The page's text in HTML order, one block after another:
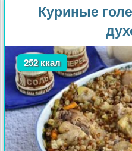
Куриные
252 ккал